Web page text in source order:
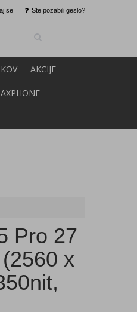
se Ste pozabili geslo?
AKCIJE
Pro 27
x